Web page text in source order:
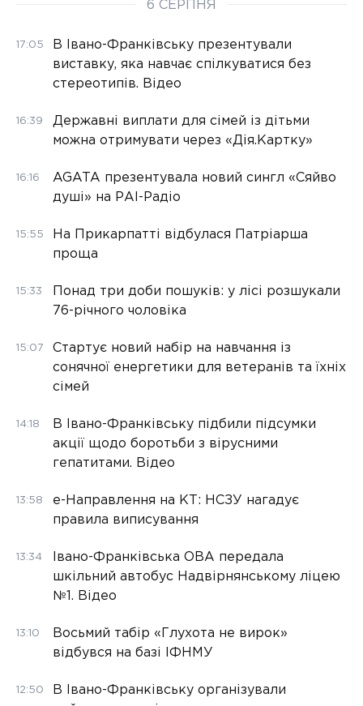
6 СЕРПНЯ
17:05
В Івано-Франківську презентували
виставку, яка навчає спілкуватися без
стереотипів. Відео
16:39
Державні виплати для сімей із дітьми
можна отримувати через «Дія.Картку»
16:16
AGATA презентувала новий сингл «Сяйво
душі» на РАІ-Радіо
15:55
На Прикарпатті відбулася Патріарша
проща
15:33
Понад три доби пошуків: у лісі розшукали
76-річного чоловіка
15:07
Стартує новий набір на навчання із
сонячної енергетики для ветеранів та їхніх
сімей
14:18
В Івано-Франківську підбили підсумки
акції щодо боротьби з вірусними
гепатитами. Відео
13:58
е-Направлення на КТ: НСЗУ нагадує
правила виписування
13:34
Івано-Франківська ОВА передала
шкільний автобус Надвірнянському ліцею
№1. Відео
13:10
Восьмий табір «Глухота не вирок»
відбувся на базі ІФНМУ
12:50
В Івано-Франківську організували